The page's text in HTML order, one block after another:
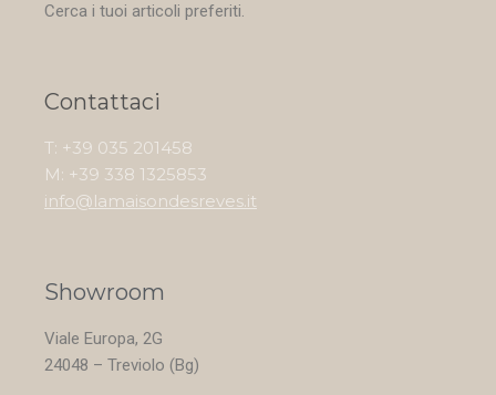
Cerca i tuoi articoli preferiti.
Contattaci
T: +39 035 201458
M: +39 338 1325853
info@lamaisondesreves.it
Showroom
Viale Europa, 2G
24048 – Treviolo (Bg)